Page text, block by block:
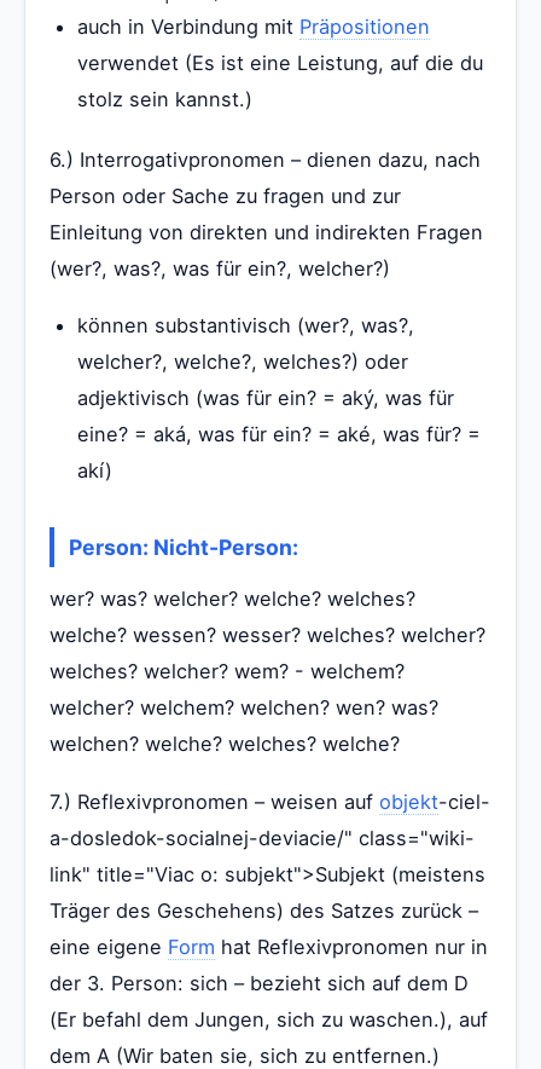
auch in Verbindung mit Präpositionen
verwendet (Es ist eine Leistung, auf die du
stolz sein kannst.)
6.) Interrogativpronomen – dienen dazu, nach
Person oder Sache zu fragen und zur
Einleitung von direkten und indirekten Fragen
(wer?, was?, was für ein?, welcher?)
können substantivisch (wer?, was?,
welcher?, welche?, welches?) oder
adjektivisch (was für ein? = aký, was für
eine? = aká, was für ein? = aké, was für? =
akí)
Person: Nicht-Person:
wer? was? welcher? welche? welches?
welche? wessen? wesser? welches? welcher?
welches? welcher? wem? - welchem?
welcher? welchem? welchen? wen? was?
welchen? welche? welches? welche?
7.) Reflexivpronomen – weisen auf objekt-ciel-
a-dosledok-socialnej-deviacie/" class="wiki-
link" title="Viac o: subjekt">Subjekt (meistens
Träger des Geschehens) des Satzes zurück –
eine eigene Form hat Reflexivpronomen nur in
der 3. Person: sich – bezieht sich auf dem D
(Er befahl dem Jungen, sich zu waschen.), auf
dem A (Wir baten sie, sich zu entfernen.)